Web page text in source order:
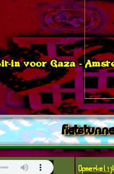
in voor Gaza -